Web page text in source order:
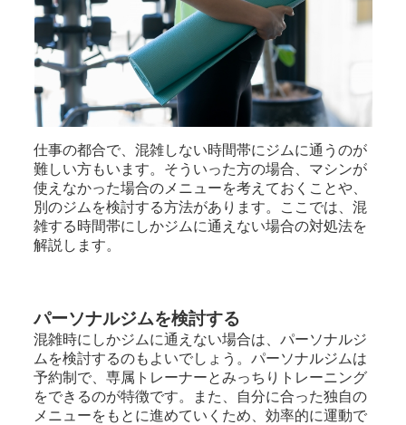
仕事の都合で、混雑しない時間帯にジムに通うのが
難しい方もいます。そういった方の場合、マシンが
使えなかった場合のメニューを考えておくことや、
別のジムを検討する方法があります。ここでは、混
雑する時間帯にしかジムに通えない場合の対処法を
解説します。
パーソナルジムを検討する
混雑時にしかジムに通えない場合は、パーソナルジ
ムを検討するのもよいでしょう。パーソナルジムは
予約制で、専属トレーナーとみっちりトレーニング
をできるのが特徴です。また、自分に合った独自の
メニューをもとに進めていくため、効率的に運動で